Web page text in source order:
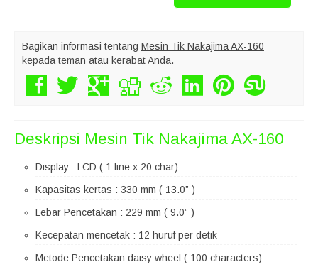
Bagikan informasi tentang Mesin Tik Nakajima AX-160
kepada teman atau kerabat Anda.
Deskripsi Mesin Tik Nakajima AX-160
Display : LCD ( 1 line x 20 char)
Kapasitas kertas : 330 mm ( 13.0” )
Lebar Pencetakan : 229 mm ( 9.0” )
Kecepatan mencetak : 12 huruf per detik
Metode Pencetakan daisy wheel ( 100 characters)